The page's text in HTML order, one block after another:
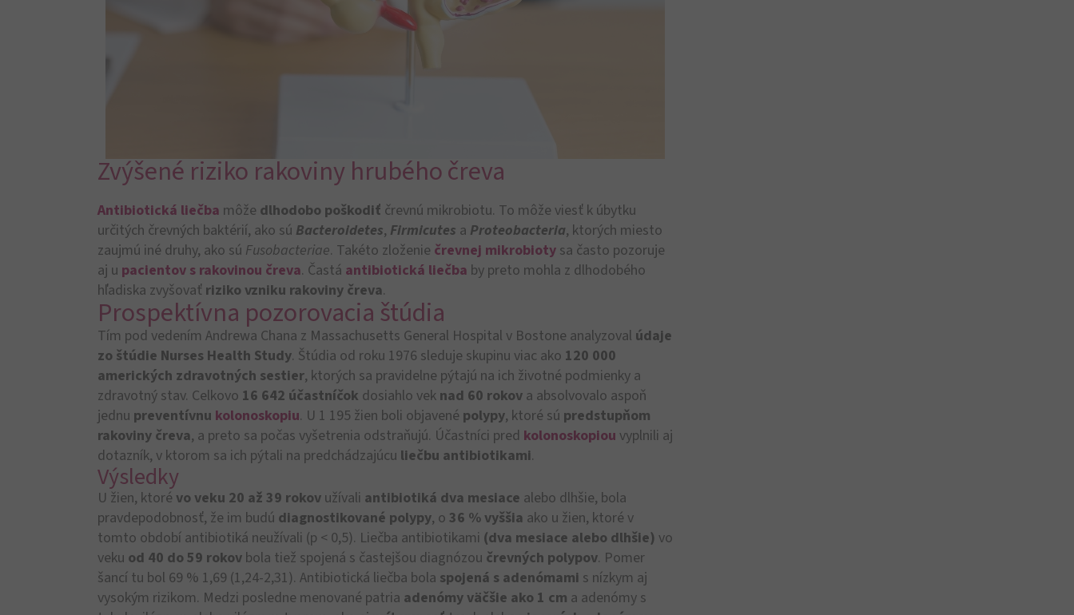
Zvýšené riziko rakoviny hrubého čreva
Antibiotická liečba môže dlhodobo poškodiť črevnú mikrobiotu. To môže viesť k úbytku
určitých črevných baktérií, ako sú Bacteroidetes, Firmicutes a Proteobacteria, ktorých miesto
zaujmú iné druhy, ako sú Fusobacteriae. Takéto zloženie črevnej mikrobioty sa často pozoruje
aj u pacientov s rakovinou čreva. Častá antibiotická liečba by preto mohla z dlhodobého
hľadiska zvyšovať riziko vzniku rakoviny čreva.
Prospektívna pozorovacia štúdia
Tím pod vedením Andrewa Chana z Massachusetts General Hospital v Bostone analyzoval údaje
zo štúdie Nurses Health Study. Štúdia od roku 1976 sleduje skupinu viac ako 120 000
amerických zdravotných sestier, ktorých sa pravidelne pýtajú na ich životné podmienky a
zdravotný stav. Celkovo 16 642 účastníčok dosiahlo vek nad 60 rokov a absolvovalo aspoň
jednu preventívnu kolonoskopiu. U 1 195 žien boli objavené polypy, ktoré sú predstupňom
rakoviny čreva, a preto sa počas vyšetrenia odstraňujú. Účastníci pred kolonoskopiou vyplnili aj
dotazník, v ktorom sa ich pýtali na predchádzajúcu liečbu antibiotikami.
Výsledky
U žien, ktoré vo veku 20 až 39 rokov užívali antibiotiká dva mesiace alebo dlhšie, bola
pravdepodobnosť, že im budú diagnostikované polypy, o 36 % vyššia ako u žien, ktoré v
tomto období antibiotiká neužívali (p < 0,5). Liečba antibiotikami (dva mesiace alebo dlhšie) vo
veku od 40 do 59 rokov bola tiež spojená s častejšou diagnózou črevných polypov. Pomer
šancí tu bol 69 % 1,69 (1,24-2,31). Antibiotická liečba bola spojená s adenómami s nízkym aj
vysokým rizikom. Medzi posledne menované patria adenómy väčšie ako 1 cm a adenómy s